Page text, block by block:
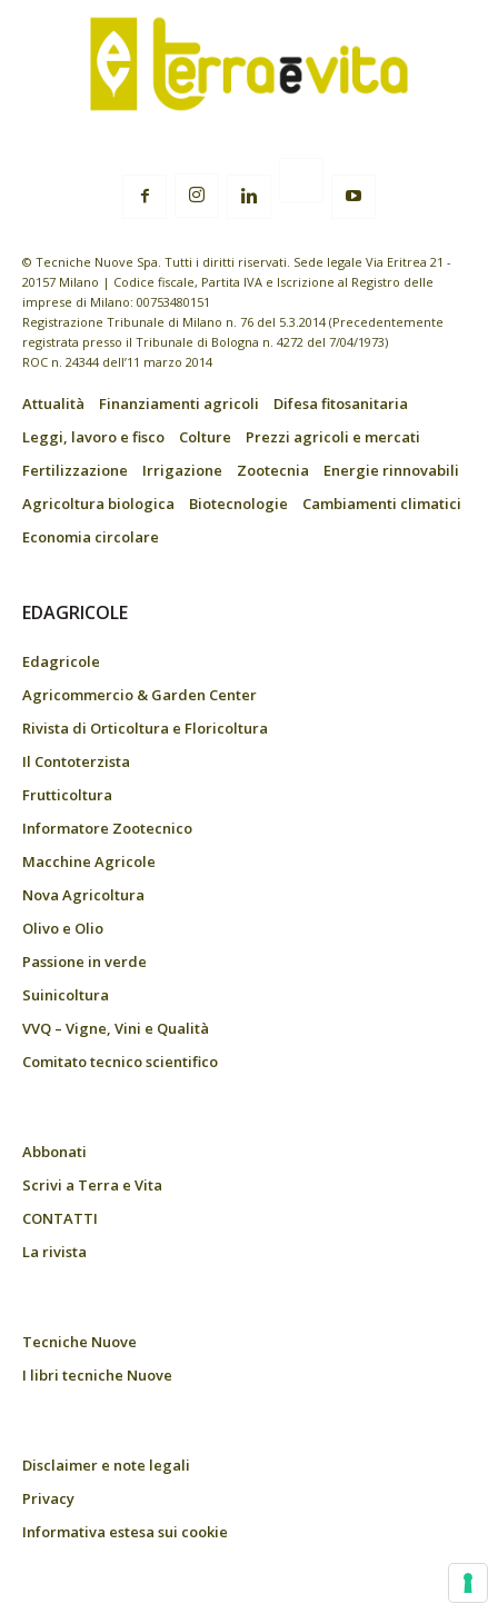
© Tecniche Nuove Spa. Tutti i diritti riservati. Sede legale Via Eritrea 21 -
20157 Milano | Codice fiscale, Partita IVA e Iscrizione al Registro delle
imprese di Milano: 00753480151
Registrazione Tribunale di Milano n. 76 del 5.3.2014 (Precedentemente
registrata presso il Tribunale di Bologna n. 4272 del 7/04/1973)
ROC n. 24344 dell’11 marzo 2014
Attualità Finanziamenti agricoli
Difesa fitosanitaria
Leggi, lavoro e fisco
Colture
Prezzi agricoli e mercati
Fertilizzazione
Irrigazione Zootecnia
Energie rinnovabili
Agricoltura biologica
Biotecnologie
Cambiamenti climatici
Economia circolare
EDAGRICOLE
Edagricole
Agricommercio & Garden Center
Rivista di Orticoltura e Floricoltura
Il Contoterzista
Frutticoltura
Informatore Zootecnico
Macchine Agricole
Nova Agricoltura
Olivo e Olio
Passione in verde
Suinicoltura
VVQ – Vigne, Vini e Qualità
Comitato tecnico scientifico
Abbonati
Scrivi a Terra e Vita
CONTATTI
La rivista
Tecniche Nuove
I libri tecniche Nuove
Disclaimer e note legali
Privacy
Informativa estesa sui cookie